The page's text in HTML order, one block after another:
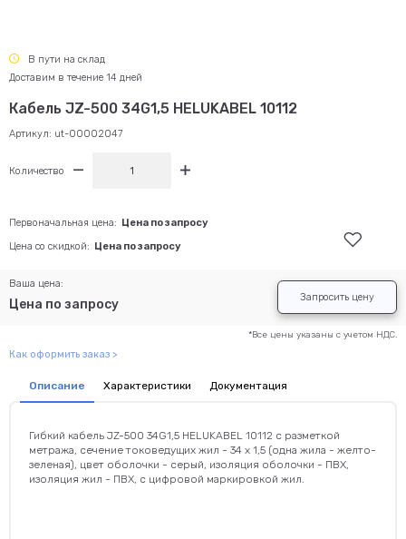
Кабель JZ-500 34G1,5 HELUKABEL 10112
Артикул: ut-00002047
В пути на склад
Доставим в течение 14 дней
Количество
Ваша цена:
Цена по запросу
Первоначальная цена: Цена по запросу
Цена со скидкой: Цена по запросу
*Все цены указаны с учетом НДС.
Запросить цену
Как оформить заказ >
Описание Характеристики Документация
Гибкий кабель JZ-500 34G1,5 HELUKABEL 10112 с разметкой
метража, сечение токоведущих жил - 34 x 1,5 (одна жила - желто-
зеленая), цвет оболочки - серый, изоляция оболочки - ПВХ,
изоляция жил - ПВХ, с цифровой маркировкой жил.